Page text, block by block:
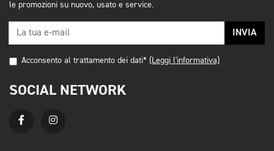
le promozioni su nuovo, usato e service.
INVIA
Acconsento al trattamento dei dati* (Leggi l'informativa)
SOCIAL NETWORK